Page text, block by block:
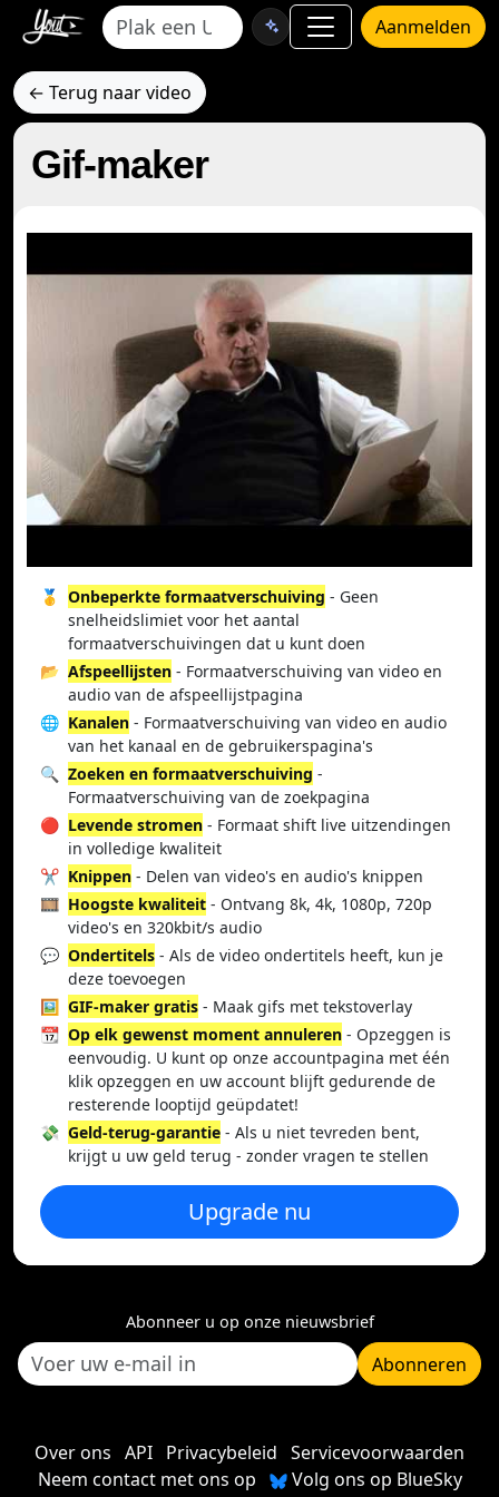
Aanmelden
← Terug naar video
Gif-maker
🥇 Onbeperkte formaatverschuiving - Geen
snelheidslimiet voor het aantal
formaatverschuivingen dat u kunt doen
📂 Afspeellijsten - Formaatverschuiving van video en
audio van de afspeellijstpagina
🌐 Kanalen - Formaatverschuiving van video en audio
van het kanaal en de gebruikerspagina's
🔍 Zoeken en formaatverschuiving -
Formaatverschuiving van de zoekpagina
🔴 Levende stromen - Formaat shift live uitzendingen
in volledige kwaliteit
✂️ Knippen - Delen van video's en audio's knippen
🎞️ Hoogste kwaliteit - Ontvang 8k, 4k, 1080p, 720p
video's en 320kbit/s audio
💬 Ondertitels - Als de video ondertitels heeft, kun je
deze toevoegen
🖼️ GIF-maker gratis - Maak gifs met tekstoverlay
📆 Op elk gewenst moment annuleren - Opzeggen is
eenvoudig. U kunt op onze accountpagina met één
klik opzeggen en uw account blijft gedurende de
resterende looptijd geüpdatet!
💸 Geld-terug-garantie - Als u niet tevreden bent,
krijgt u uw geld terug - zonder vragen te stellen
Upgrade nu
Abonneer u op onze nieuwsbrief
Abonneren
Over ons API Privacybeleid Servicevoorwaarden
Neem contact met ons op
Volg ons op BlueSky